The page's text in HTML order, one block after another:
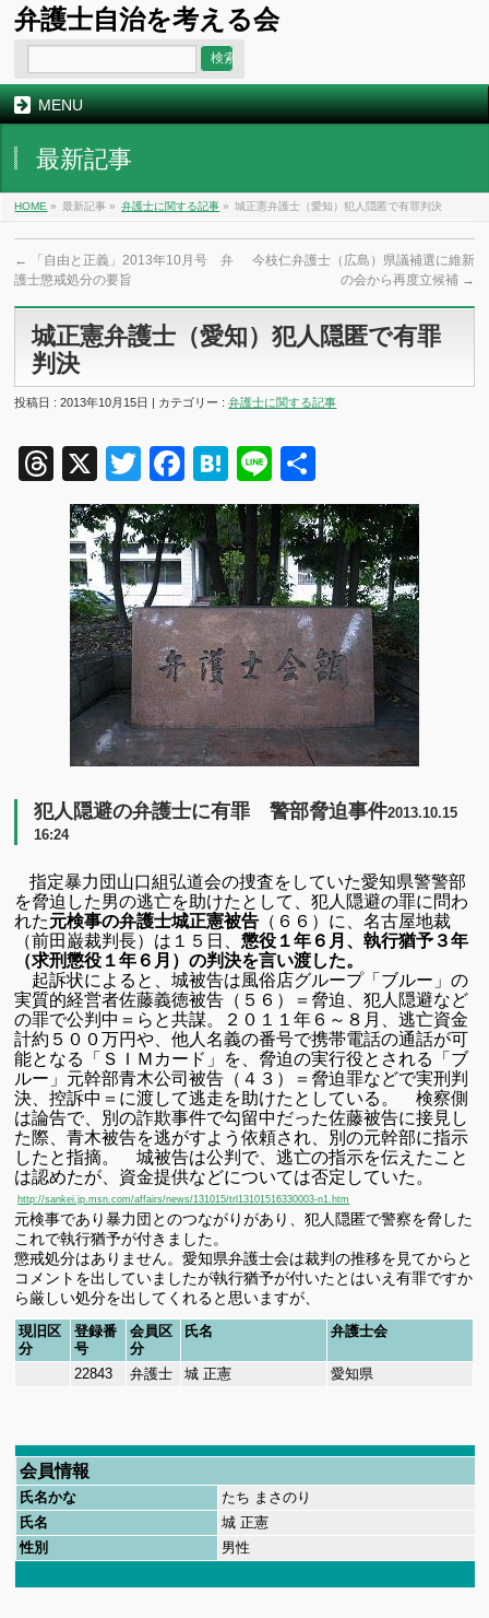
弁護士自治を考える会
MENU
最新記事
HOME » 最新記事 » 弁護士に関する記事 » 城正憲弁護士（愛知）犯人隠匿で有罪判決
←
「自由と正義」2013年10月号 弁
護士懲戒処分の要旨
今枝仁弁護士（広島）県議補選に維新
の会から再度立候補 →
城正憲弁護士（愛知）犯人隠匿で有罪
判決
投稿日 : 2013年10月15日 | カテゴリー :弁護士に関する記事
Threads
X TwitterFacebook
Hatena
Line
有
犯人隠避の弁護士に有罪 警部脅迫事件2013.10.15
16:24
指定暴力団山口組弘道会の捜査をしていた愛知県警警部
を脅迫した男の逃亡を助けたとして、犯人隠避の罪に問わ
れた元検事の弁護士城正憲被告 （６６）に、名古屋地裁
（前田巌裁判長）は１５日、懲役１年６月、執行猶予３年
（求刑懲役１年６月）の判決を言い渡した。
起訴状によると、城被告は風俗店グループ「ブルー」の
実質的経営者佐藤義徳被告 （５６）＝脅迫、犯人隠避など
の罪で公判中＝らと共謀。２０１１年６～８月、逃亡資金
計約５００万円や、他人名義の番号で携帯電話の通話が可
能となる
「ＳＩＭカード」を、脅迫の実行役とされる「ブ
ルー」元幹部青木公司被告（４３）
＝脅迫罪などで実刑判
決、控訴中＝に渡して逃走を助けたとしている。
検察側
は論告で、別の詐欺事件で勾留中だった佐藤被告に接見し
た際、青木被告を逃がすよう依頼され、別の元幹部に指示
したと指摘。
城被告は公判で、逃亡の指示を伝えたこと
は認めたが、資金提供などについては否定していた。
http://sankei.jp.msn.com/affairs/news/131015/trl13101516330003-n1.htm
元検事であり暴力団とのつながりがあり、犯人隠匿で警察を脅した
これで執行猶予が付きました。
懲戒処分はありません。愛知県弁護士会は裁判の推移を見てからと
コメントを出していましたが執行猶予が付いたとはいえ有罪ですか
ら厳しい処分を出してくれると思いますが、
現旧区
分
登録番
号
会員区
分
氏名 弁護士会
22843 弁護士 城 正憲 愛知県
会員情報
氏名かな たち まさのり
氏名
城 正憲
性別
男性